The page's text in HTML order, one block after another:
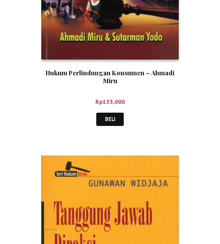
Hukum Perlindungan Konsumen – Ahmadi
Miru
Rp133,000
BELI